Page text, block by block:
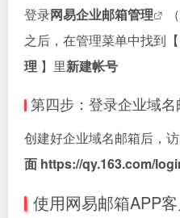
登录网易企业邮箱管理 （
之后，在管理菜单中找到【
理 】里新建帐号
第四步：登录企业域名
创建好企业域名邮箱后，
面 https://qy.163.com/
使用网易邮箱APP